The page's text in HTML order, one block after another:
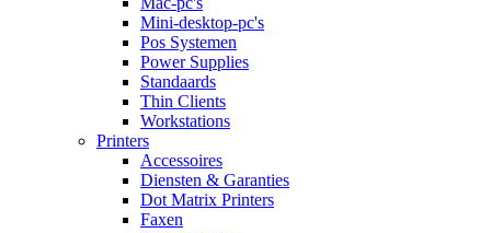
Mini-desktop-pc's
Pos Systemen
Power Supplies
Standaards
Thin Clients
Workstations
Printers
Accessoires
Diensten & Garanties
Dot Matrix Printers
Faxen